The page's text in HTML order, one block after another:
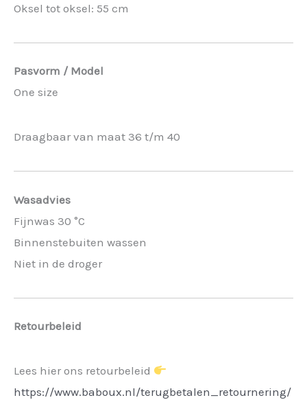
Oksel tot oksel: 55 cm
Pasvorm / Model
One size
Draagbaar van maat 36 t/m 40
Wasadvies
Fijnwas 30 °C
Binnenstebuiten wassen
Niet in de droger
Retourbeleid
Lees hier ons retourbeleid
https://www.baboux.nl/terugbetalen_retournering/